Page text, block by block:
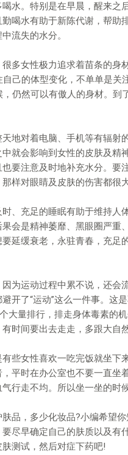
水。特别是在早晨，醒来之
喝水有助于新陈代谢，帮助
流失的水分。
多女性极力追求着苗条的身
己的体型变化，不单单是关
仍然可以有傲人的身材。到
地对着电脑、手机等有辐射
就会影响到女性的皮肤及精
要注意及时地补充水分。要
样对眼睛及皮肤的伤害都很大
、充足的睡眠有助于维持人
会是精神萎靡、黑眼圈严重
延缓衰老，永驻青春，充足
为运动过程中累不说，还会
开了“运动”这么一件事。这
大量排行，排走身体毒素的
时间要出去走走，多跟大自
些女性喜欢一吃完饭就坐下
平时在办公室也不要一直坐
行走不均。所以坐一坐的时
品，多少化妆品?小编希望
尽早确定自己的肤质以及有
测试，然后对症下药吧!